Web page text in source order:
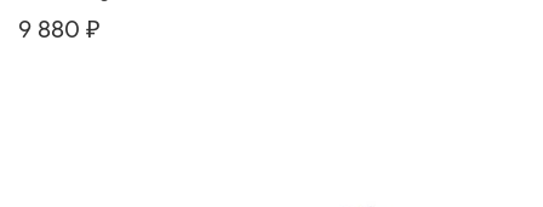
9 880 ₽